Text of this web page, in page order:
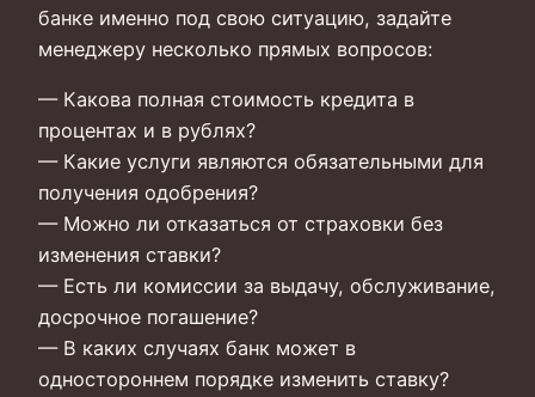
банке именно под свою ситуацию, задайте
менеджеру несколько прямых вопросов:
— Какова полная стоимость кредита в
процентах и в рублях?
— Какие услуги являются обязательными для
получения одобрения?
— Можно ли отказаться от страховки без
изменения ставки?
— Есть ли комиссии за выдачу, обслуживание,
досрочное погашение?
— В каких случаях банк может в
одностороннем порядке изменить ставку?